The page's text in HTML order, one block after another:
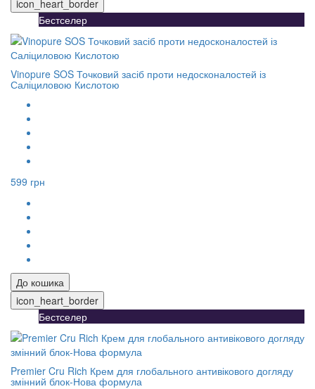
icon_heart_border
Бестселер
Vinopure SOS Точковий засіб проти недосконалостей із
Саліциловою Кислотою
599 грн
До кошика
icon_heart_border
Бестселер
Premier Cru Rich Крем для глобального антивікового догляду
змінний блок-Нова формула